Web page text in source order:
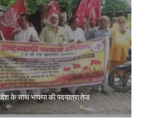
के साथ भाकपा की पदयात्रा तेज